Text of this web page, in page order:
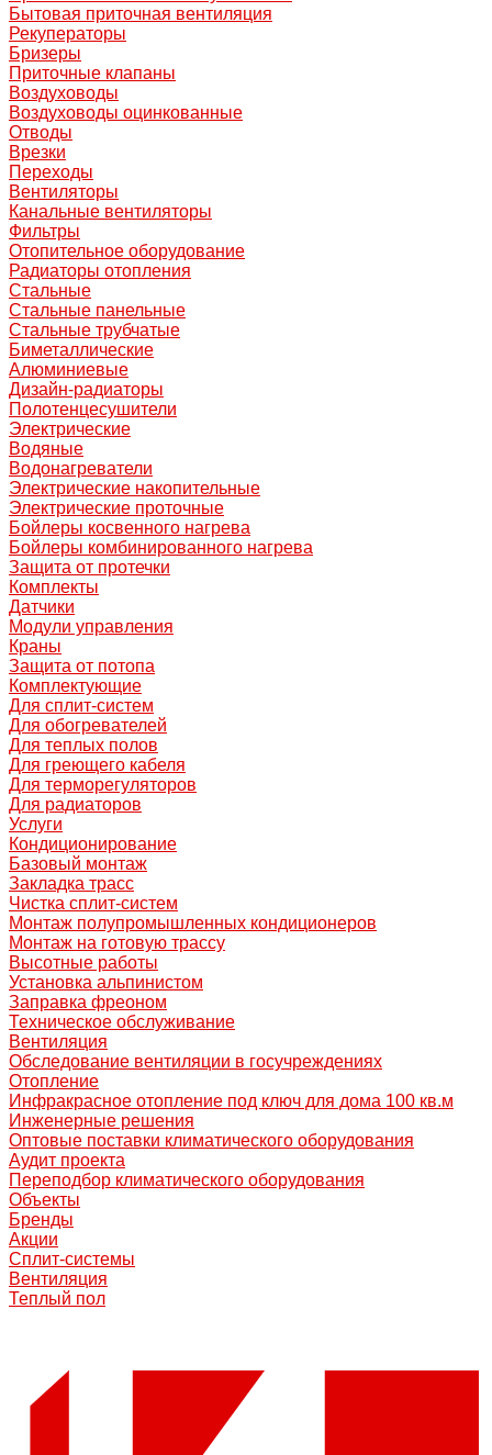
Бытовая приточная вентиляция
Рекуператоры
Бризеры
Приточные клапаны
Воздуховоды
Воздуховоды оцинкованные
Отводы
Врезки
Переходы
Вентиляторы
Канальные вентиляторы
Фильтры
Отопительное оборудование
Радиаторы отопления
Стальные
Стальные панельные
Стальные трубчатые
Биметаллические
Алюминиевые
Дизайн-радиаторы
Полотенцесушители
Электрические
Водяные
Водонагреватели
Электрические накопительные
Электрические проточные
Бойлеры косвенного нагрева
Бойлеры комбинированного нагрева
Защита от протечки
Комплекты
Датчики
Модули управления
Краны
Защита от потопа
Комплектующие
Для сплит-систем
Для обогревателей
Для теплых полов
Для греющего кабеля
Для терморегуляторов
Для радиаторов
Услуги
Кондиционирование
Базовый монтаж
Закладка трасс
Чистка сплит-систем
Монтаж полупромышленных кондиционеров
Монтаж на готовую трассу
Высотные работы
Установка альпинистом
Заправка фреоном
Техническое обслуживание
Вентиляция
Обследование вентиляции в госучреждениях
Отопление
Инфракрасное отопление под ключ для дома 100 кв.м
Инженерные решения
Оптовые поставки климатического оборудования
Аудит проекта
Переподбор климатического оборудования
Объекты
Бренды
Акции
Сплит-системы
Вентиляция
Теплый пол